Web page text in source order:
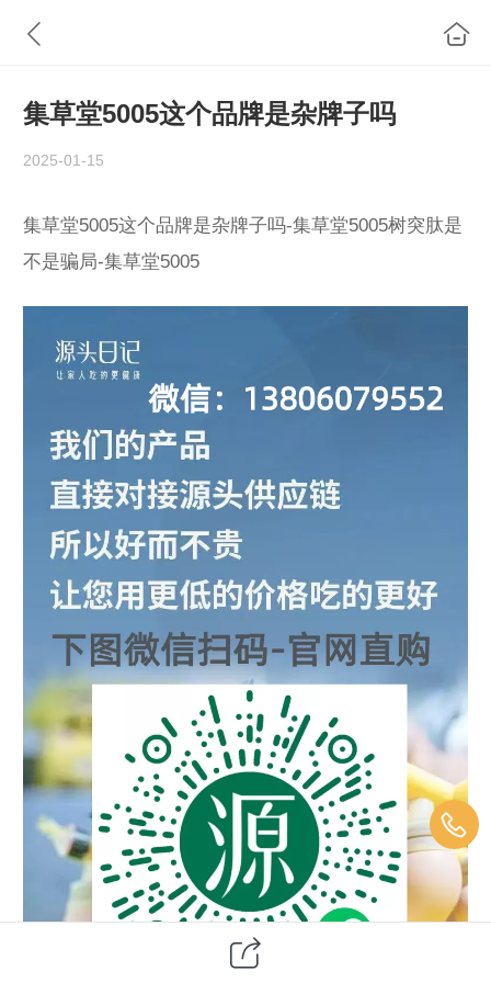
集草堂5005这个品牌是杂牌子吗
2025-01-15
集草堂5005这个品牌是杂牌子吗-集草堂5005树突肽是
不是骗局-集草堂5005